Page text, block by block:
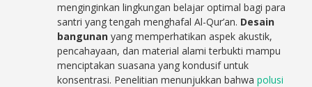
menginginkan lingkungan belajar optimal bagi para
santri yang tengah menghafal Al-Qur’an. Desain
bangunan yang memperhatikan aspek akustik,
pencahayaan, dan material alami terbukti mampu
menciptakan suasana yang kondusif untuk
konsentrasi. Penelitian menunjukkan bahwapolusi